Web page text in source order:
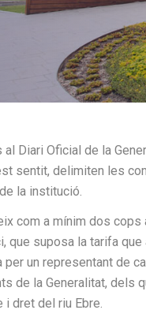
al Diari Oficial de la
sentit, delimiten les
la institució.
com a mínim dos
que suposa la tarifa
un representant de
de la Generalitat, dels
dret del riu Ebre.